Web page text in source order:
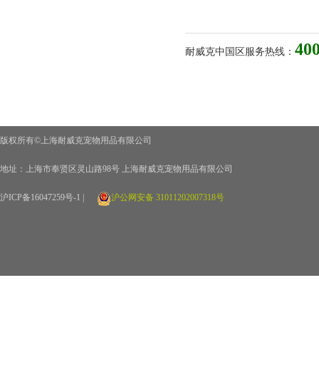
耐威克中国区服务热线：
版权所有©上海耐威克宠物用品有限公司
地址：上海市奉贤区灵山路98号 上海耐威克宠物用品有限公司
沪ICP备16047259号-1 | 沪公网安备 31011202007318号